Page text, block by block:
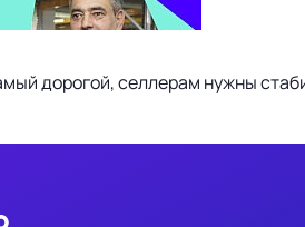
дорогой, селлерам нужны